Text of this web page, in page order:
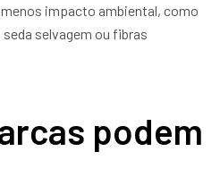
impacto ambiental, como
selvagem ou fibras
podem